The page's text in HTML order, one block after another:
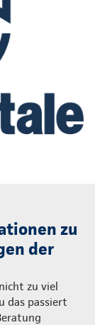
zu
der
zu viel
das passiert